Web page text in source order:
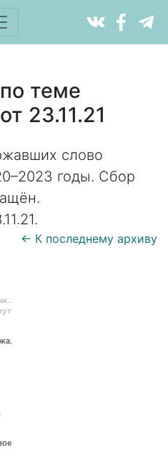
теме
23.11.21
слово
годы. Сбор
← К последнему архиву